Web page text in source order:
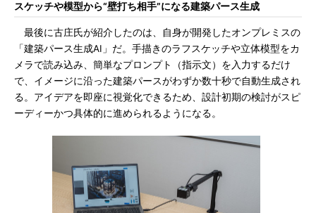
スケッチや模型から“壁打ち相手”になる建築パース生成
最後に古庄氏が紹介したのは、自身が開発したオンプレミスの
「建築パース生成AI」だ。手描きのラフスケッチや立体模型をカ
メラで読み込み、簡単なプロンプト（指示文）を入力するだけ
で、イメージに沿った建築パースがわずか数十秒で自動生成され
る。アイデアを即座に視覚化できるため、設計初期の検討がスピ
ーディーかつ具体的に進められるようになる。